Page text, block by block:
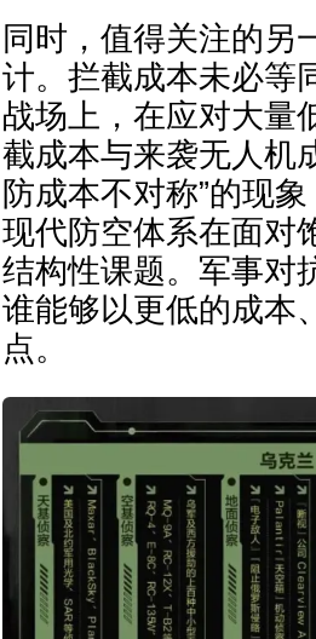
同时，值得关注的另
计。拦截成本未必等
战场上，在应对大量
截成本与来袭无人机
防成本不对称”的现
现代防空体系在面对
结构性课题。军事对
谁能够以更低的成本
点。